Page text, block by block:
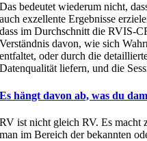
Das bedeutet wiederum nicht,
auch exzellente Ergebnisse
dass im Durchschnitt die RVIS-
Verständnis davon, wie sich
entfaltet, oder durch die
Datenqualität liefern, und die
Es hängt davon ab, was du
RV ist nicht gleich RV. Es macht
man im Bereich der bekannten